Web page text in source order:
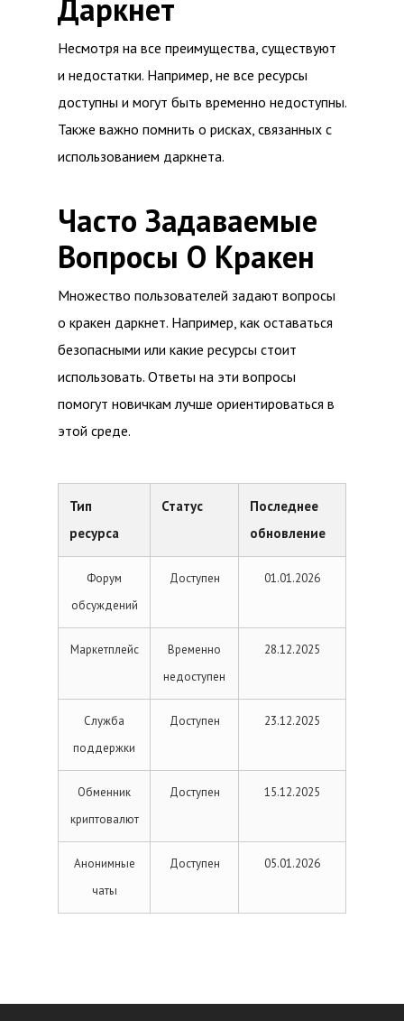
Даркнет
Несмотря на все преимущества, существуют
и недостатки. Например, не все ресурсы
доступны и могут быть временно недоступны.
Также важно помнить о рисках, связанных с
использованием даркнета.
Часто Задаваемые
Вопросы О Кракен
Множество пользователей задают вопросы
о кракен даркнет. Например, как оставаться
безопасными или какие ресурсы стоит
использовать. Ответы на эти вопросы
помогут новичкам лучше ориентироваться в
этой среде.
Тип
ресурса
Статус
Последнее
обновление
Форум
обсуждений
Доступен 01.01.2026
Маркетплейс
Временно
недоступен
28.12.2025
Служба
поддержки
Доступен 23.12.2025
Обменник
криптовалют
Доступен 15.12.2025
Анонимные
чаты
Доступен 05.01.2026